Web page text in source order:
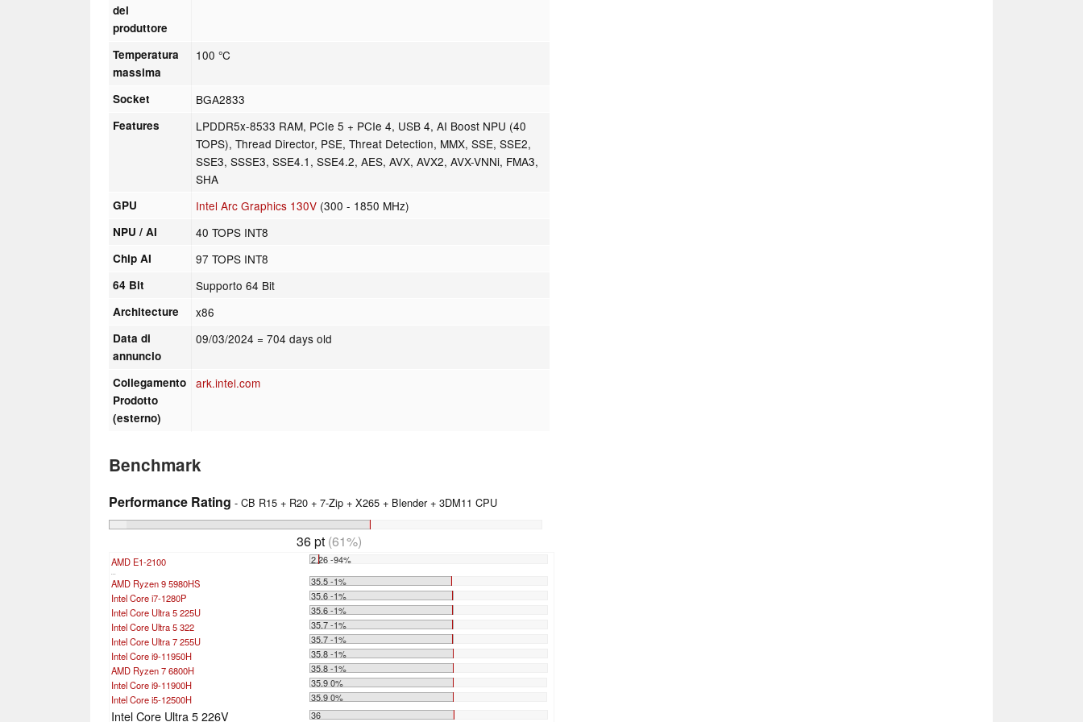
del
produttore
Temperatura
massima
100 °C
Socket BGA2833
Features
LPDDR5x-8533 RAM, PCIe 5 + PCIe 4, USB 4, AI Boost NPU (40
TOPS), Thread Director, PSE, Threat Detection, MMX, SSE, SSE2,
SSE3, SSSE3, SSE4.1, SSE4.2, AES, AVX, AVX2, AVX-VNNi, FMA3,
SHA
GPU Intel Arc Graphics 130V (300 - 1850 MHz)
NPU / AI 40 TOPS INT8
Chip AI 97 TOPS INT8
64 Bit Supporto 64 Bit
Architecture x86
Data di
annuncio
09/03/2024 = 704 days old
Collegamento
Prodotto
(esterno)
ark.intel.com
Benchmark
Performance Rating - CB R15 + R20 + 7-Zip + X265 + Blender + 3DM11 CPU
36 pt (61%)
AMD E1-2100 2.26 -94%
AMD Ryzen 9 5980HS
35.5 -1%
Intel Core i7-1280P
35.6 -1%
Intel Core Ultra 5 225U
35.6 -1%
Intel Core Ultra 5 322
35.7 -1%
Intel Core Ultra 7 255U
35.7 -1%
Intel Core i9-11950H
35.8 -1%
AMD Ryzen 7 6800H
35.8 -1%
Intel Core i9-11900H
35.9 0%
Intel Core i5-12500H
35.9 0%
Intel Core Ultra 5 226V 36